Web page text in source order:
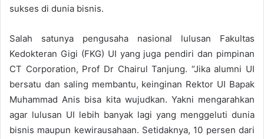
sukses di dunia bisnis.
Salah satunya pengusaha nasional lulusan Fakultas
Kedokteran Gigi (FKG) UI yang juga pendiri dan pimpinan
CT Corporation, Prof Dr Chairul Tanjung. “Jika alumni UI
bersatu dan saling membantu, keinginan Rektor UI Bapak
Muhammad Anis bisa kita wujudkan. Yakni mengarahkan
agar lulusan UI lebih banyak lagi yang menggeluti dunia
bisnis maupun kewirausahaan. Setidaknya, 10 persen dari